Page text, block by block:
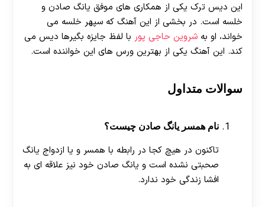
این دیس ترک یکی از همکاری های موفق یانگ صادن و
خلسه است. در بخشی از این آهنگ که سپهر خلسه می
خواند، او به شروین حاجی پور با لفظ جایزه بگیرها دیس می
کند. این آهنگ یکی از بهترین ورس های این خواننده است.
سوالات متداول
نام همسر یانگ صادن چیست؟
تاکنون در هیچ کجا در رابطه با همسر و یا ازدواج یانگ
صحبتی نشده است و یانگ صادن خود نیز علاقه ای به
افشا زندگی خود ندارد.